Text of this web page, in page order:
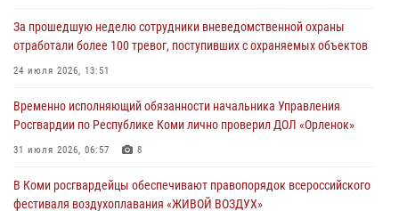
31 июля 2026, 10:55
Временно исполняющий обязанности начальника Управления
31 июля 2026, 06:57 8
В Усинске росгвардейцы оперативно отработали план «Квартал»
За прошедшую неделю сотрудники вневедомственной охраны
отработали более 100 тревог, поступивших с охраняемых объектов
24 июля 2026, 13:51
Временно исполняющий обязанности начальника Управления
Росгвардии по Республике Коми лично проверил ДОЛ «Орленок»
31 июля 2026, 06:57 8
В Коми росгвардейцы обеспечивают правопорядок всероссийского
фестиваля воздухоплавания «ЖИВОЙ ВОЗДУХ»